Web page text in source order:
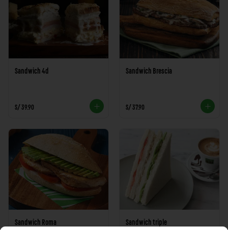
Sandwich 4d
S/ 39.90
Sandwich Brescia
S/ 37.90
Sandwich Roma Sandwich triple